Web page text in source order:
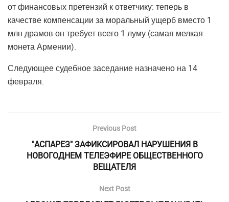
от финансовых претензий к ответчику: теперь в
качестве компенсации за моральный ущерб вместо 1
млн драмов он требует всего 1 луму (самая мелкая
монета Армении).
Следующее судебное заседание назначено на 14
февраля.
Previous Post
"АСПАРЕЗ" ЗАФИКСИРОВАЛ НАРУШЕНИЯ В
НОВОГОДНЕМ ТЕЛЕЭФИРЕ ОБЩЕСТВЕННОГО
ВЕЩАТЕЛЯ
Next Post